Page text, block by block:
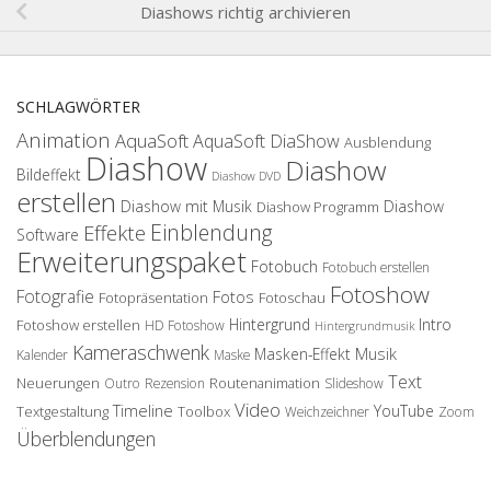
Diashows richtig archivieren
SCHLAGWÖRTER
Animation AquaSoftAquaSoft DiaShow Ausblendung
Bildeffekt Diashow Diashow DVD Diashow
erstellen Diashow mit Musik Diashow Programm Diashow
Software Effekte Einblendung
Erweiterungspaket Fotobuch Fotobuch erstellen
Fotografie Fotopräsentation Fotos Fotoschau Fotoshow
Fotoshow erstellen HD Fotoshow Hintergrund Hintergrundmusik Intro
Kalender Kameraschwenk Maske Masken-Effekt Musik
Neuerungen Outro Rezension Routenanimation Slideshow Text
Textgestaltung Timeline Toolbox Video Weichzeichner YouTube Zoom
Überblendungen